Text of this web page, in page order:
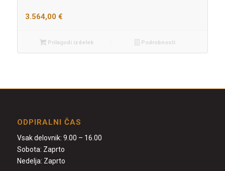
3.564,00 €
Prilagodi izdelek Podrobnosti
ODPIRALNI ČAS
Vsak delovnik: 9.00 – 16.00
Sobota: Zaprto
Nedelja: Zaprto